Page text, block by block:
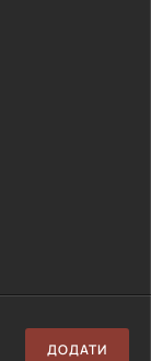
ДОДАТИ